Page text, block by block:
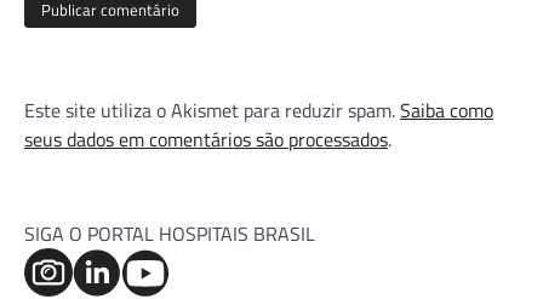
Este site utiliza o Akismet para reduzir spam.Saiba como
seus dados em comentários são processados.
SIGA O PORTAL HOSPITAIS BRASIL